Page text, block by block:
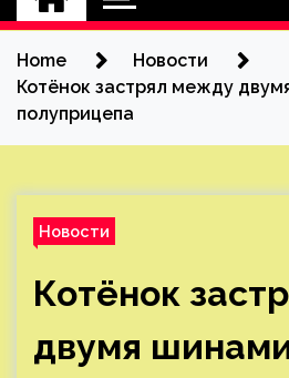
Home
Новости
Котёнок застрял между
полуприцепа
Новости
Котёнок
двумя